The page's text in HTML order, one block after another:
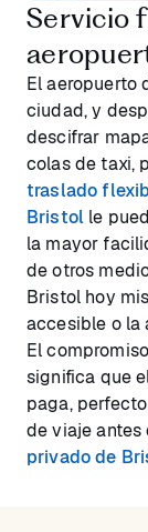
Servicio
El aeropuerto
ciudad, y
descifrar
colas de taxi,
traslado
Bristol le
la mayor
de otros
Bristol hoy
accesible o la
El
significa que
paga,
de viaje antes
privado de